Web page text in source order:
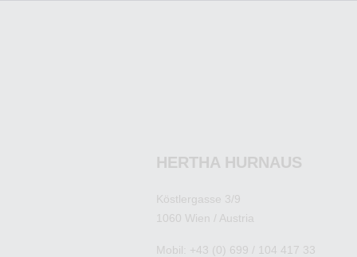
HERTHA HURNAUS
Köstlergasse 3/9
1060 Wien / Austria
Mobil: +43 (0) 699 / 104 417 33